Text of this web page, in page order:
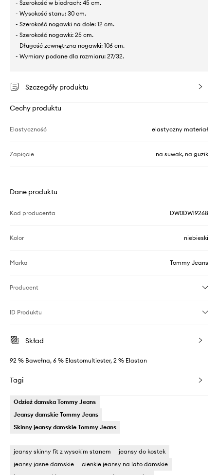
- Szerokość w biodrach: 45 cm.
- Wysokość stanu: 30 cm.
- Szerokość nogawki na dole: 12 cm.
- Szerokość nogawki: 25 cm.
- Długość zewnętrzna nogawki: 106 cm.
- Wymiary podane dla rozmiaru: 27/32.
Szczegóły produktu
Cechy produktu
Elastyczność elastyczny materiał
Zapięcie na suwak, na guzik
Dane produktu
Kod producenta DW0DW19268
Kolor niebieski
Marka Tommy Jeans
Producent
ID Produktu
Skład
92 % Bawełna, 6 % Elastomultiester, 2 % Elastan
Tagi
Odzież damska Tommy Jeans
Jeansy damskie Tommy Jeans
Skinny jeansy damskie Tommy Jeans
jeansy skinny fit z wysokim stanem
jeansy do kostek
jeansy jasne damskie
cienkie jeansy na lato damskie